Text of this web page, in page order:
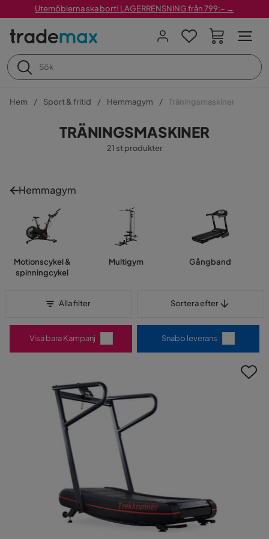
Utemöblerna ska bort! LAGERRENSNING från 799:– →
Hem Sport & fritid Hemmagym Träningsmaskiner
TRÄNINGSMASKINER
21 st produkter
Hemmagym
Motionscykel &
spinningcykel
Multigym Gångband
Alla filter Sortera efter
Visa bara Kampanj Snabb leverans